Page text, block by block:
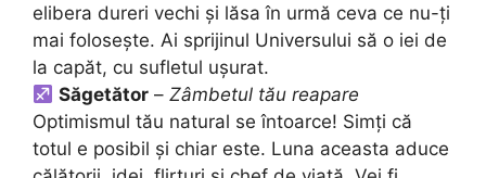
elibera dureri vechi și lăsa în urmă ceva ce nu-ți
mai folosește. Ai sprijinul Universului să o iei de
la capăt, cu sufletul ușurat.
Săgetător –Zâmbetul tău reapare
Optimismul tău natural se întoarce! Simți că
totul e posibil și chiar este. Luna aceasta aduce